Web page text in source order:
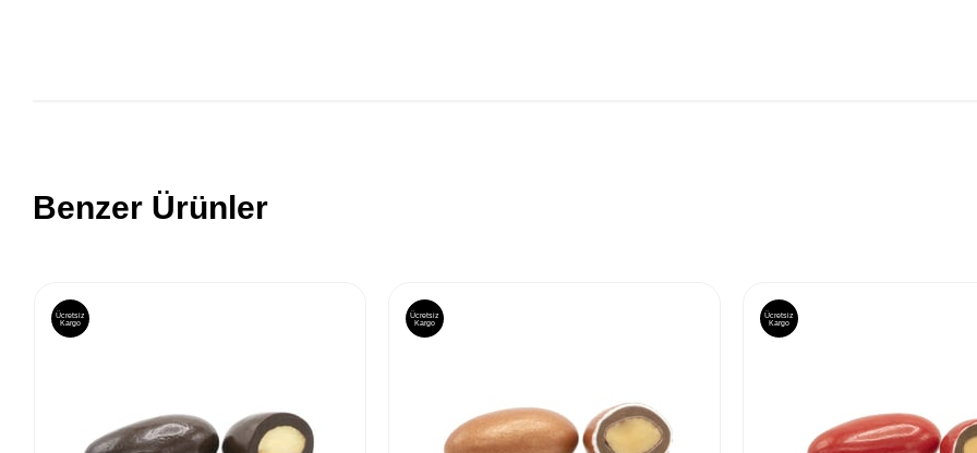
Benzer Ürünler
Ücretsiz
Kargo
Ücretsiz
Kargo
Ücretsiz
Kargo